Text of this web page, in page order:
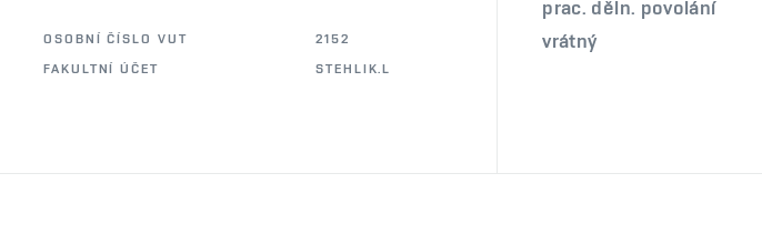
OSOBNÍ ČÍSLO VUT
2152
FAKULTNÍ ÚČET
STEHLIK.L
prac. děln. povolání
vrátný